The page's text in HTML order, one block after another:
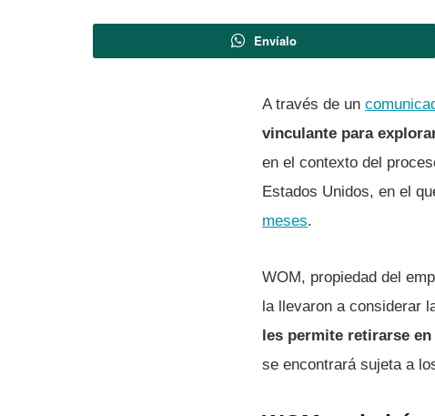
Envíalo
A través de un
vinculante para
en el contexto del
Estados Unidos, en el
meses.
WOM, propiedad del
la llevaron a considerar
les permite retirarse
se encontrará sujeta a